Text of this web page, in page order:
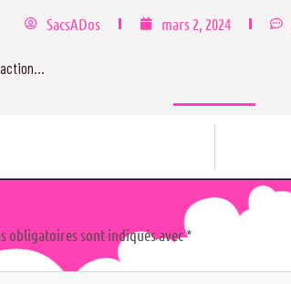
SacsADos mars 2, 2024
obligatoires sont indiqués avec*